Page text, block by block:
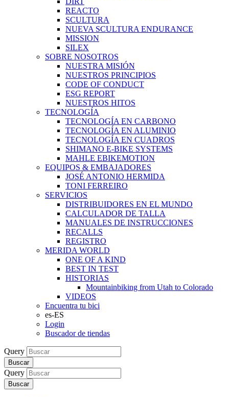
REACTO
SCULTURA
NUEVA SCULTURA ENDURANCE
MISSION
SILEX
SOBRE NOSOTROS
NUESTRA MISIÓN
NUESTROS PRINCIPIOS
CODE OF CONDUCT
ESG REPORT
NUESTROS HITOS
TECNOLOGÍA
TECNOLOGÍA EN CARBONO
TECNOLOGÍA EN ALUMINIO
TECNOLOGÍA EN CUADROS
SHIMANO E-BIKE SYSTEMS
MAHLE EBIKEMOTION
EQUIPOS & EMBAJADORES
JOSÉ ANTONIO HERMIDA
TONI FERREIRO
SERVICIOS
DISTRIBUIDORES EN EL MUNDO
CALCULADOR DE TALLA
MANUALES DE INSTRUCCIONES
RECALLS
REGISTRO
MERIDA WORLD
ONE OF A KIND
BEST IN TEST
HISTORIAS
Mountainbiking from Utah to Colorado
VIDEOS
Encuentra tu bici
es-ES
Login
Buscador de tiendas
Query
Buscar
Query
Buscar